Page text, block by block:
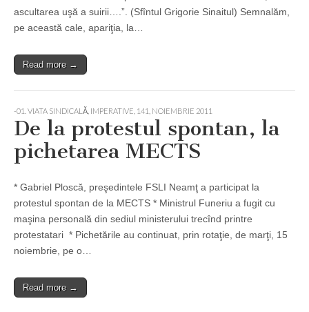
ascultarea uşă a suirii….”. (Sfîntul Grigorie Sinaitul) Semnalăm,
pe această cale, apariţia, la…
Read more →
-01. VIATA SINDICALĂ, IMPERATIVE 141, NOIEMBRIE 2011
De la protestul spontan, la
pichetarea MECTS
* Gabriel Ploscă, preşedintele FSLI Neamţ a participat la
protestul spontan de la MECTS * Ministrul Funeriu a fugit cu
maşina personală din sediul ministerului trecînd printre
protestatari * Pichetările au continuat, prin rotaţie, de marţi, 15
noiembrie, pe o…
Read more →